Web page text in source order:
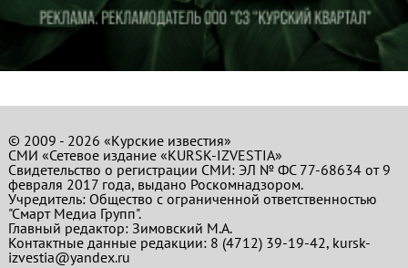
© 2009 - 2026 «Курские известия»
СМИ «Сетевое издание «KURSK-IZVESTIA»
Свидетельство о регистрации СМИ: ЭЛ № ФС 77-68634 от 9
февраля 2017 года, выдано Роскомнадзором.
Учредитель: Общество с ограниченной ответственностью
"Смарт Медиа Групп".
Главный редактор:Зимовский М.А.
Контактные данные редакции: 8 (4712) 39-19-42, kursk-
izvestia@yandex.ru